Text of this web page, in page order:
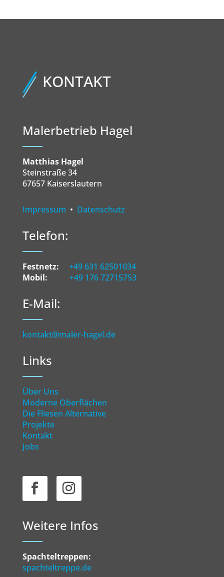
KONTAKT
Malerbetrieb Hagel
Matthias Hagel
Steinstraße 34
67657 Kaiserslautern
Impressum • Datenschutz
Telefon:
Festnetz:
+49 631 62501034
Mobil:
+49 176 72715753
E-Mail:
kontakt@maler-hagel.de
Links
Über Uns
Moderne Oberflächen
Die Fliesen Alternative
Projekte
Kontakt
Jobs
Weitere Infos
Spachteltreppen:
spachteltreppe.de